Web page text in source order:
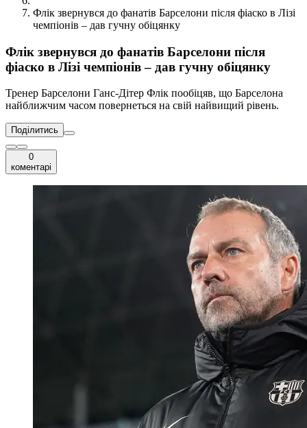
Флік звернувся до фанатів Барселони після фіаско в Лізі
чемпіонів – дав гучну обіцянку
Флік звернувся до фанатів Барселони після
фіаско в Лізі чемпіонів – дав гучну обіцянку
Тренер Барселони Ганс-Дітер Флік пообіцяв, що Барселона
найближчим часом повернеться на свій найвищий рівень.
Поділитись
0
коментарі